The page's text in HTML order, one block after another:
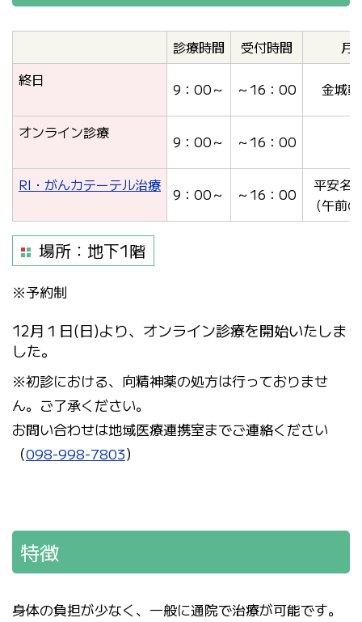
診療時間 受付時間
月
終日
9：00～ ～16：00 金城
オンライン診療 9：00～ ～16：00
RI・がんカテーテル治療 9：00～ ～16：00
平安名
（午前
場所：地下1階
※予約制
12月１日(日)より、オンライン診療を開始いたしま
した。
※初診における、向精神薬の処方は行っておりませ
ん。ご了承ください。
お問い合わせは地域医療連携室までご連絡ください
（098-998-7803）
特徴
身体の負担が少なく、一般に通院で治療が可能です。